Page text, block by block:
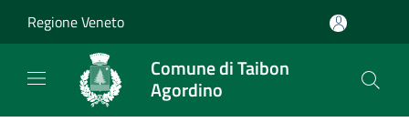
Regione Veneto
Comune di Taibon
Agordino